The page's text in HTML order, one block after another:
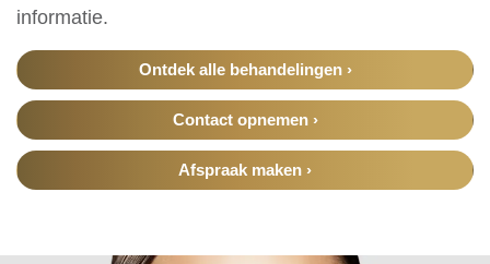
informatie.
Ontdek alle behandelingen ›
Contact opnemen ›
Afspraak maken ›